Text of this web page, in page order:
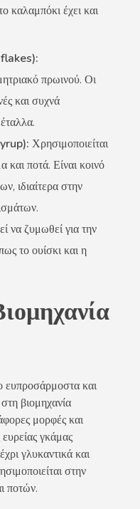
καλαμπόκι έχει και
πρωινού. Οι
και συχνά
Χρησιμοποιείται
και ποτά. Είναι κοινό
ιδιαίτερα στην
να ζυμωθεί για την
το ουίσκι και η
ευπροσάρμοστα και
βιομηχανία
μορφές και
γκάμας
γλυκαντικά και
στην
ποτών.